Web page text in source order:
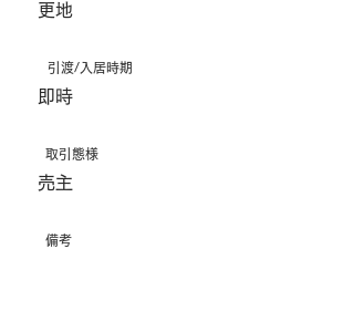
更地
引渡/入居時期
即時
取引態様
売主
備考